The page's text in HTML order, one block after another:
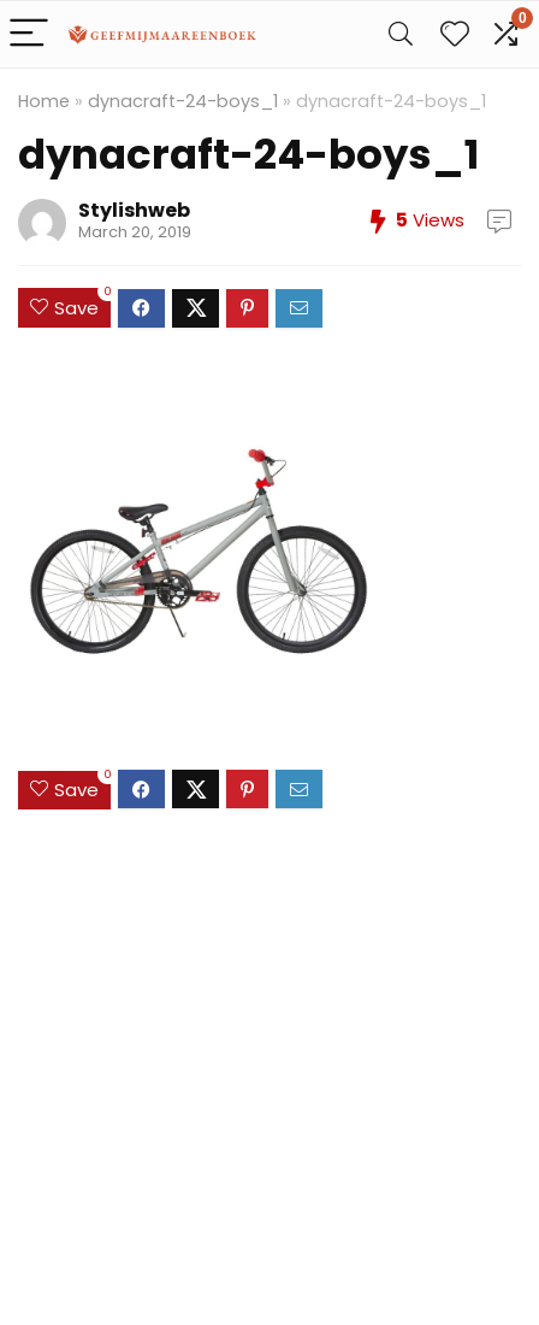
0
Home » dynacraft-24-boys_1 » dynacraft-24-boys_1
dynacraft-24-boys_1
Stylishweb
March 20, 2019 5 Views
Save
0
Save
0